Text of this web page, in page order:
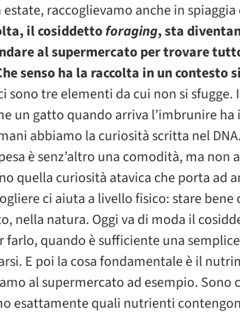
estate, raccoglievamo anche in
il cosiddettoforaging, sta
al supermercato per trovare
senso ha la raccolta in un contesto
sono tre elementi da cui non si sfugge.
un gatto quando arriva l’imbrunire
abbiamo la curiosità scritta nel
è senz’altro una comodità, ma non
quella curiosità atavica che porta ad
ci aiuta a livello fisico: stare bene
nella natura. Oggi va di moda il
farlo, quando è sufficiente una
E poi la cosa fondamentale è il
al supermercato ad esempio. Sono
esattamente quali nutrienti